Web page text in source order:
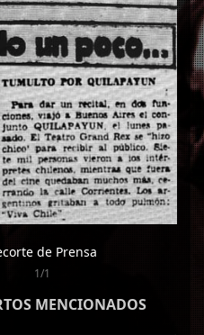
de Prensa
1/1
MENCIONADOS